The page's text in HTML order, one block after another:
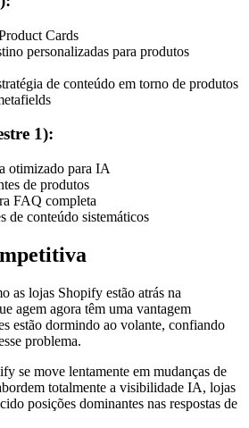
Cards
personalizadas para produtos
de conteúdo em torno de produtos
1):
otimizado para IA
de produtos
FAQ completa
de conteúdo sistemáticos
as lojas Shopify estão atrás na
agem agora têm uma vantagem
estão dormindo ao volante, confiando
problema.
se move lentamente em mudanças de
totalmente a visibilidade IA, lojas
posições dominantes nas respostas de